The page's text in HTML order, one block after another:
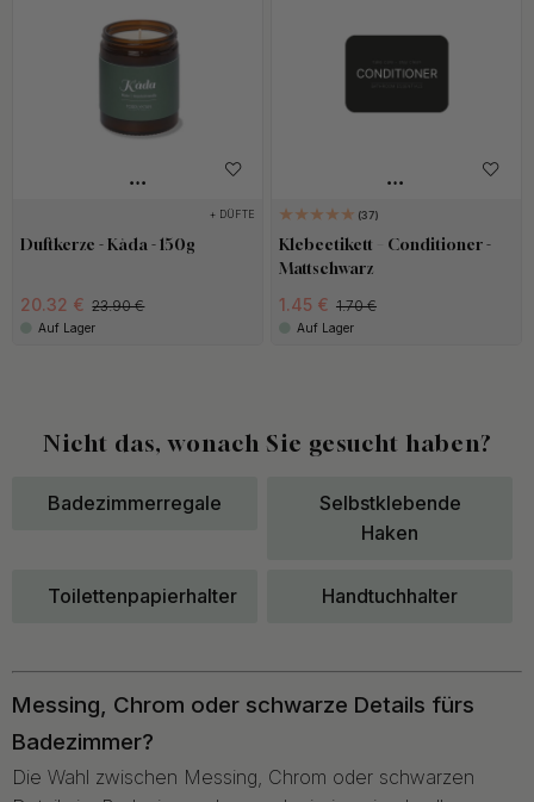
+ DÜFTE
Duftkerze - Kåda - 150g
20.32 € 23.90 €
Auf Lager
37
Klebeetikett – Conditioner -
Mattschwarz
1.45 € 1.70 €
Auf Lager
Nicht das, wonach Sie gesucht haben?
Badezimmerregale
Selbstklebende
Haken
Toilettenpapierhalter Handtuchhalter
Messing, Chrom oder schwarze Details fürs
Badezimmer?
Die Wahl zwischen Messing, Chrom oder schwarzen